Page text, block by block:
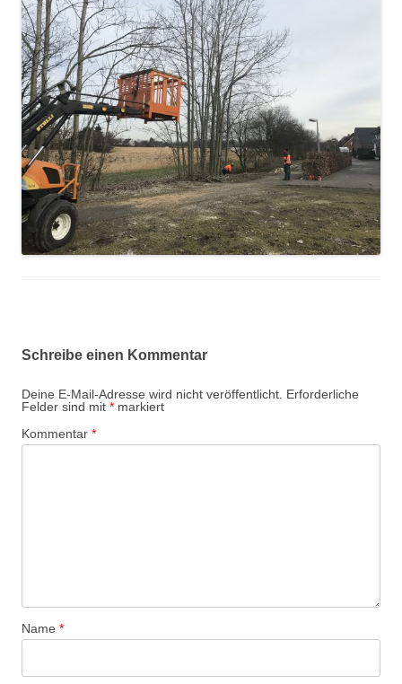
Schreibe einen Kommentar
Deine E-Mail-Adresse wird nicht veröffentlicht. Erforderliche
Felder sind mit * markiert
Kommentar *
Name *